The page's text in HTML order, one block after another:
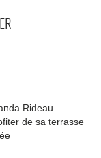
Rideau
de sa terrasse